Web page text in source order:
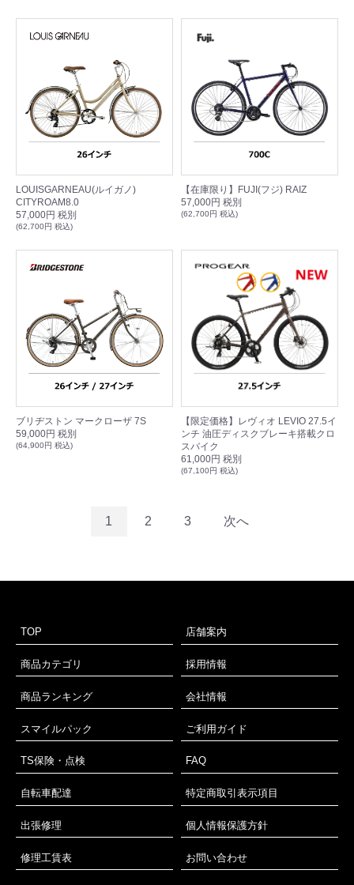
LOUISGARNEAU(ルイガノ)
CITYROAM8.0
57,000円 税別
(62,700円 税込)
【在庫限り】FUJI(フジ) RAIZ
57,000円 税別
(62,700円 税込)
ブリヂストン マークローザ 7S
59,000円 税別
(64,900円 税込)
【限定価格】レヴィオ LEVIO 27.5イ
ンチ 油圧ディスクブレーキ搭載クロ
スバイク
61,000円 税別
(67,100円 税込)
1 2 3 次へ
TOP 店舗案内
商品カテゴリ 採用情報
商品ランキング 会社情報
スマイルパック ご利用ガイド
TS保険・点検 FAQ
自転車配達 特定商取引表示項目
出張修理 個人情報保護方針
修理工賃表 お問い合わせ